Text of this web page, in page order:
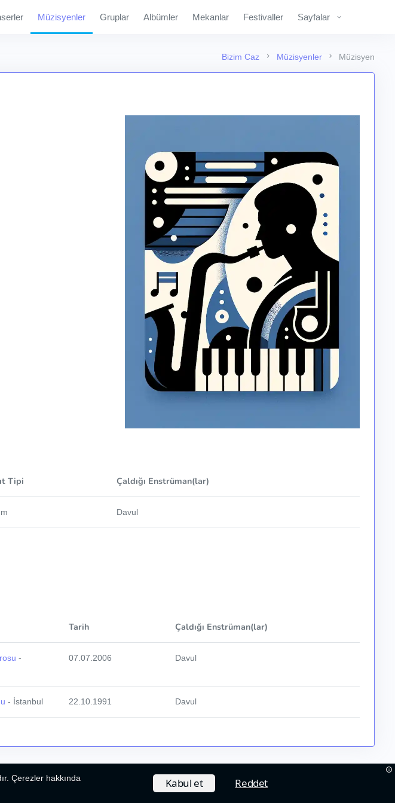
Müzisyenler Gruplar Albümler Mekanlar Festivaller Sayfalar
Bizim Caz Müzisyenler Müzisyen
Tipi Çaldığı Enstrüman(lar)
Davul
Tarih Çaldığı Enstrüman(lar)
-
07.07.2006 Davul
- İstanbul 22.10.1991 Davul
Hakkımızda Çerez Politikası
Çerezler hakkında
Kabul et Reddet